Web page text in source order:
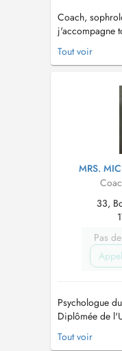
Coach,
j'accompagne
changement,
souhaitant
vous
plaisir, dans
Tout voir
MRS.
33,
Pas
Psychologue
Diplômée de
expérience de
grandes
Tout voir